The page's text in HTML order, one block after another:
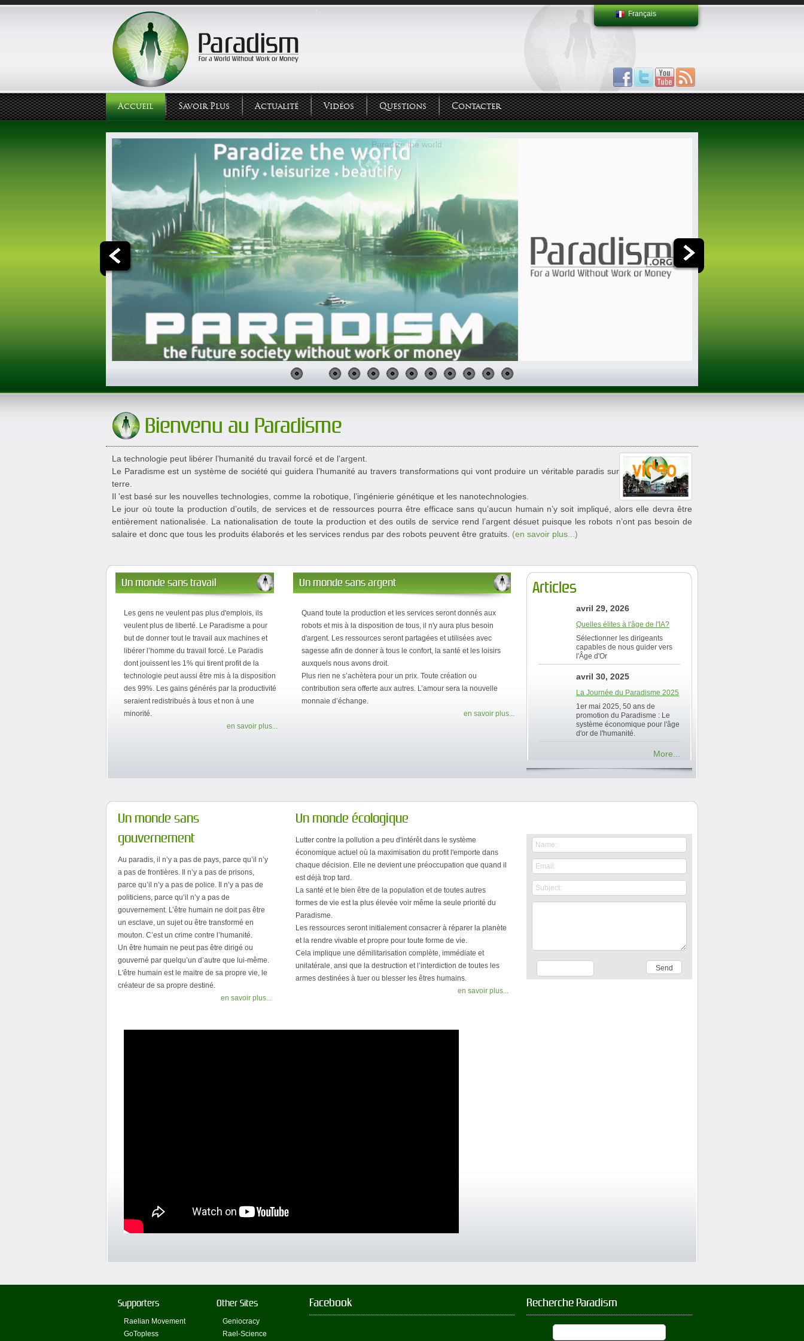
Français
Accueil Savoir Plus Actualité Vidéos Questions Contacter
Bienvenu au Paradisme
La technologie peut libérer l’humanité du travail forcé et de l’argent.
Le Paradisme est un système de société qui guidera l’humanité au travers transformations qui vont produire un véritable paradis sur
terre.
Il 'est basé sur les nouvelles technologies, comme la robotique, l’ingénierie génétique et les nanotechnologies.
Le jour où toute la production d’outils, de services et de ressources pourra être efficace sans qu’aucun humain n’y soit impliqué, alors elle devra être
entièrement nationalisée. La nationalisation de toute la production et des outils de service rend l’argent désuet puisque les robots n’ont pas besoin de
salaire et donc que tous les produits élaborés et les services rendus par des robots peuvent être gratuits. (en savoir plus...)
Un monde sans travail
Les gens ne veulent pas plus d'emplois, ils
veulent plus de liberté. Le Paradisme a pour
but de donner tout le travail aux machines et
libérer l’homme du travail forcé. Le Paradis
dont jouissent les 1% qui tirent profit de la
technologie peut aussi être mis à la disposition
des 99%. Les gains générés par la productivité
seraient redistribués à tous et non à une
minorité.
en savoir plus...
Un monde sans argent
Quand toute la production et les services seront donnés aux
robots et mis à la disposition de tous, il n'y aura plus besoin
d'argent. Les ressources seront partagées et utilisées avec
sagesse afin de donner à tous le confort, la santé et les loisirs
auxquels nous avons droit.
Plus rien ne s’achètera pour un prix. Toute création ou
contribution sera offerte aux autres. L’amour sera la nouvelle
monnaie d’échange.
en savoir plus...
Articles
avril 29, 2026
Quelles élites à l'âge de l'IA?
Sélectionner les dirigeants
capables de nous guider vers
l'Âge d'Or
avril 30, 2025
La Journée du Paradisme 2025
1er mai 2025, 50 ans de
promotion du Paradisme : Le
système économique pour l'âge
d'or de l'humanité.
More...
Un monde sans
gouvernement
Au paradis, il n’y a pas de pays, parce qu’il n’y
a pas de frontières. Il n’y a pas de prisons,
parce qu’il n’y a pas de police. Il n’y a pas de
politiciens, parce qu’il n’y a pas de
gouvernement. L’être humain ne doit pas être
un esclave, un sujet ou être transformé en
mouton. C’est un crime contre l’humanité.
Un être humain ne peut pas être dirigé ou
gouverné par quelqu’un d’autre que lui-même.
L'être humain est le maitre de sa propre vie, le
créateur de sa propre destiné.
en savoir plus...
Un monde écologique
Lutter contre la pollution a peu d'intérêt dans le système
économique actuel où la maximisation du profit l'emporte dans
chaque décision. Elle ne devient une préoccupation que quand il
est déjà trop tard.
La santé et le bien être de la population et de toutes autres
formes de vie est la plus élevée voir même la seule priorité du
Paradisme.
Les ressources seront initialement consacrer à réparer la planète
et la rendre vivable et propre pour toute forme de vie.
Cela implique une démilitarisation complète, immédiate et
unilatérale, ansi que la destruction et l’interdiction de toutes les
armes destinées à tuer ou blesser les êtres humains.
en savoir plus...
Supporters
Raelian Movement
GoTopless
Other Sites
Geniocracy
Rael-Science
Facebook Recherche Paradism